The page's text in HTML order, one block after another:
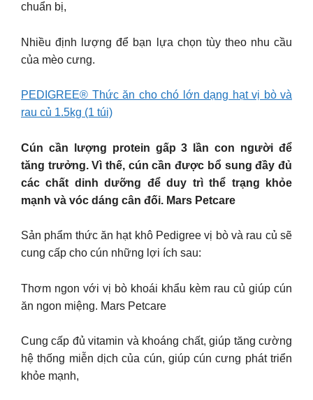
chuẩn bị,
Nhiều định lượng để bạn lựa chọn tùy theo nhu cầu
của mèo cưng.
PEDIGREE® Thức ăn cho chó lớn dạng hạt vị bò và
rau củ 1.5kg (1 túi)
Cún cần lượng protein gấp 3 lần con người để
tăng trưởng. Vì thế, cún cần được bổ sung đầy đủ
các chất dinh dưỡng để duy trì thể trạng khỏe
mạnh và vóc dáng cân đối. Mars Petcare
Sản phẩm thức ăn hạt khô Pedigree vị bò và rau củ sẽ
cung cấp cho cún những lợi ích sau:
Thơm ngon với vị bò khoái khẩu kèm rau củ giúp cún
ăn ngon miệng. Mars Petcare
Cung cấp đủ vitamin và khoáng chất, giúp tăng cường
hệ thống miễn dịch của cún, giúp cún cưng phát triển
khỏe mạnh,